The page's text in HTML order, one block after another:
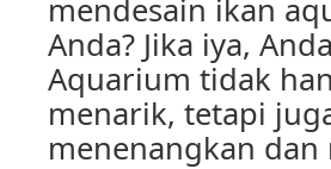
mendesain ikan
Anda? Jika iya,
Aquarium tidak
menarik, tetapi
menenangkan